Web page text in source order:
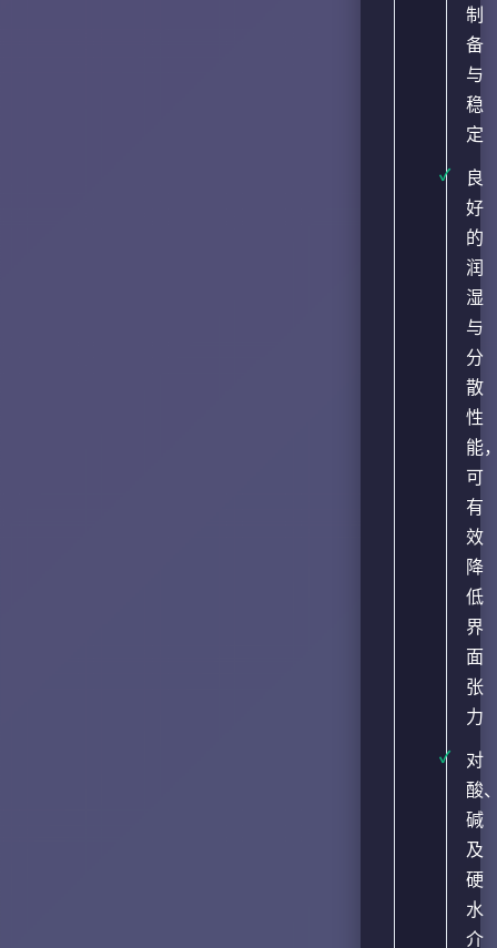
制
备
与
稳
定
良
好
的
润
湿
与
分
散
性
能
可
有
效
降
低
界
面
张
力
对
酸
碱
及
硬
水
介